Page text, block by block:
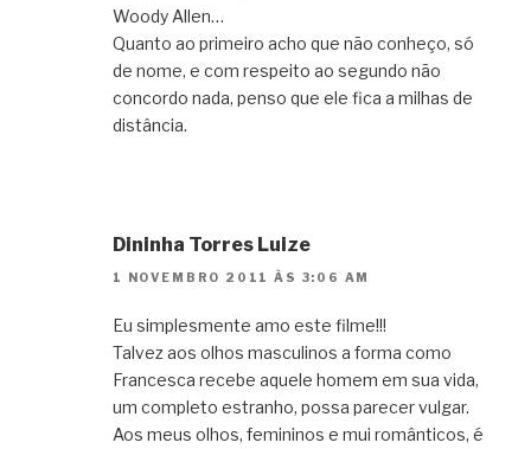
Woody Allen…
Quanto ao primeiro acho que não conheço, só
de nome, e com respeito ao segundo não
concordo nada, penso que ele fica a milhas de
distância.
Dininha Torres Luize
1 NOVEMBRO 2011 ÀS 3:06 AM
Eu simplesmente amo este filme!!!
Talvez aos olhos masculinos a forma como
Francesca recebe aquele homem em sua vida,
um completo estranho, possa parecer vulgar.
Aos meus olhos, femininos e mui românticos, é